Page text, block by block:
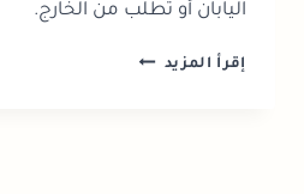
اليابان أو تطلب من الخارج.
إقرأ المزيد التسوق